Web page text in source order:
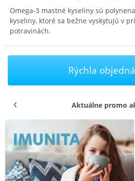
Omega-3 mastné kyseliny sú
kyseliny, ktoré sa bežne vyskytujú v
potravinách.
Rýchla
Aktuálne promo